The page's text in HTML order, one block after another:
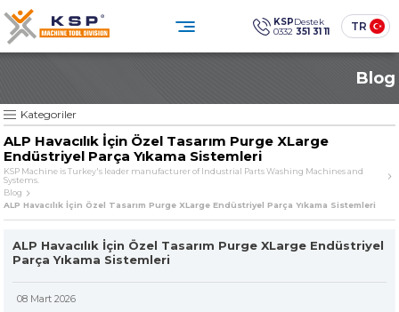
×
Endüstriyel temizlikte güven,
teknoloji ve sürdürülebilirlik.
ÜRÜN GRUPLARIMIZ
Ürünler
Kurumsal
KSPDestek
0332 351 31 11 TR
Blog
×
KSP MACHINEKATEGORİLER » Solventli Endüstriyel Parça Yıkama Makineleri
» Endüstriyel Kumlama Makineleri
SINCE
Kategoriler
ALP Havacılık İçin Özel Tasarım Purge XLarge
Endüstriyel Parça Yıkama Sistemleri
KSP Machine is Turkey's leader manufacturer of Industrial Parts Washing Machines and
Systems.
Blog
ALP Havacılık İçin Özel Tasarım Purge XLarge Endüstriyel Parça Yıkama Sistemleri
ALP Havacılık İçin Özel Tasarım Purge XLarge Endüstriyel
Parça Yıkama Sistemleri
08 Mart 2026